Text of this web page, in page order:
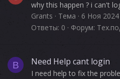
why this happen ? i can't
Grants
Тема 6 Ноя 2024
Ответы: 0 Форум:
B Need Help cant login
I need help to fix the